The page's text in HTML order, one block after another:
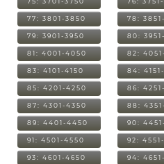
77: 3801-3850 78:
79: 3901-3950 80:
81: 4001-4050 82:
83: 4101-4150 84:
85: 4201-4250 86:
87: 4301-4350 88:
89: 4401-4450 90:
91: 4501-4550 92:
93: 4601-4650 94: